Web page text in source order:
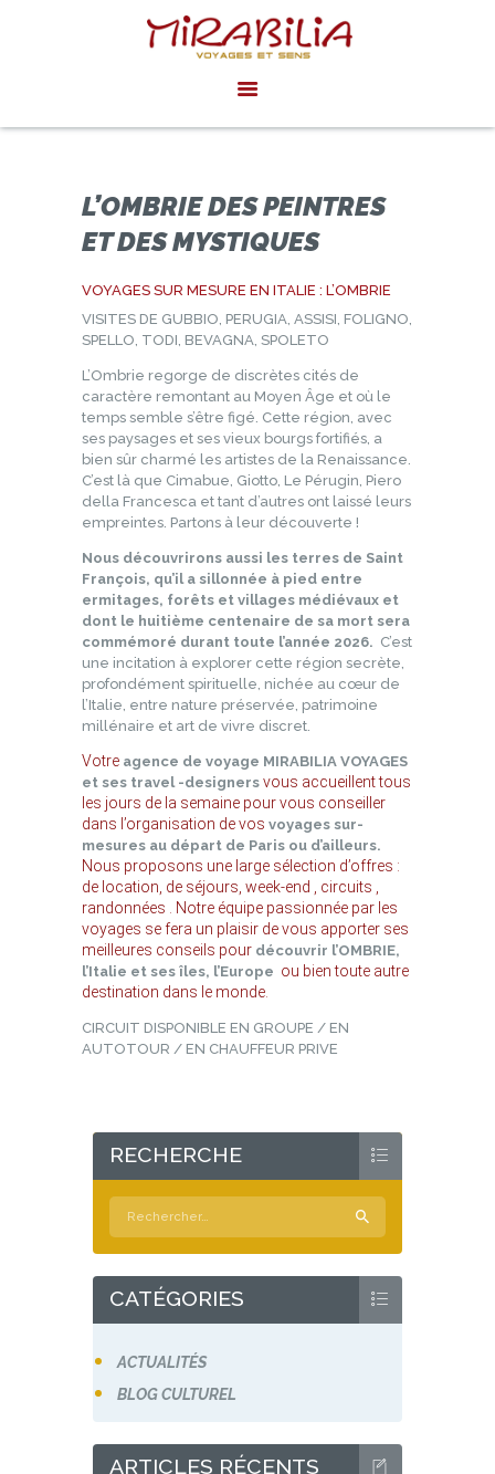
MIRABILIA VOYAGES
ACCUEIL
INSPIRATIONS
ACTUALITÉS
PRIVÉES SUR
MESURE
L’OMBRIE DES PEINTRES
ET DES MYSTIQUES
VOYAGES SUR MESURE EN ITALIE : L’OMBRIE
VISITES DE GUBBIO, PERUGIA, ASSISI, FOLIGNO,
SPELLO, TODI, BEVAGNA, SPOLETO
L’Ombrie regorge de discrètes cités de
caractère remontant au Moyen Âge et où le
temps semble s’être figé. Cette région, avec
ses paysages et ses vieux bourgs fortifiés, a
bien sûr charmé les artistes de la Renaissance.
C’est là que Cimabue, Giotto, Le Pérugin, Piero
della Francesca et tant d’autres ont laissé leurs
empreintes. Partons à leur découverte !
Nous découvrirons aussi les terres de Saint
François, qu’il a sillonnée à pied entre
ermitages, forêts et villages médiévaux et
dont le huitième centenaire de sa mort sera
commémoré durant toute l’année 2026. C’est
une incitation à explorer cette région secrète,
profondément spirituelle, nichée au cœur de
l’Italie, entre nature préservée, patrimoine
millénaire et art de vivre discret.
Votre agence de voyage MIRABILIA VOYAGES
et ses travel -designers vous accueillent tous
les jours de la semaine pour vous conseiller
dans l’organisation de vos voyages sur-
mesures au départ de Paris ou d’ailleurs.
Nous proposons une large sélection d’offres :
de location, de séjours, week-end , circuits ,
randonnées . Notre équipe passionnée par les
voyages se fera un plaisir de vous apporter ses
meilleures conseils pour découvrir l’OMBRIE,
l’Italie et ses îles, l’Europe ou bien toute autre
destination dans le monde.
CIRCUIT DISPONIBLE EN GROUPE / EN
AUTOTOUR / EN CHAUFFEUR PRIVE
RECHERCHE
CATÉGORIES
ACTUALITÉS
BLOG CULTUREL
ARTICLES RÉCENTS